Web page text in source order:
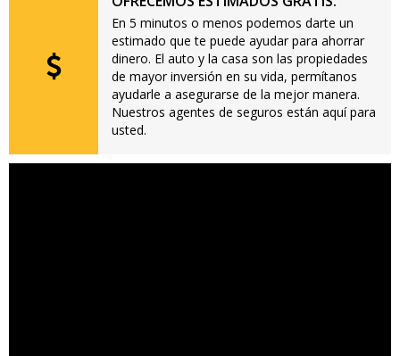
En 5 minutos o menos podemos darte un
estimado que te puede ayudar para ahorrar
dinero. El auto y la casa son las propiedades
de mayor inversión en su vida, permítanos
ayudarle a asegurarse de la mejor manera.
Nuestros agentes de seguros están aquí para
usted.